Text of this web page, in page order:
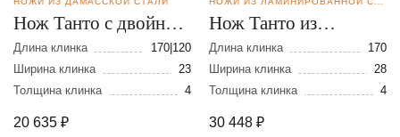
Нож Танто с двойным
клинком из дамасской
стали
Длина клинка
170|120
Ширина клинка
23
Толщина клинка
4
20 635 ₽
Нож Танто из
ламинированной
стали
Длина клинка
170
Ширина клинка
28
Толщина клинка
4
30 448 ₽